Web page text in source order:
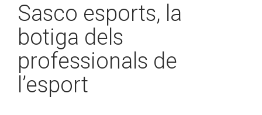
Sasco esports, la
botiga dels
professionals de
l’esport